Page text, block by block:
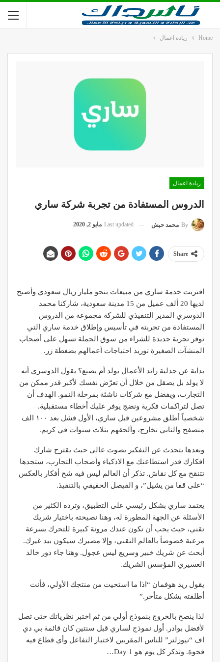
Home ريادة اعمال
ريادة اعمال
الدروس المستفادة من تجربة شركة ساري
By محمد حبش Last updated مايو 2, 2020
Share
اقتربت خدمة ساري من مبيعات بنحو مليار ريال سعودي وأصبح
لديها 20 ألف عميل من 15 مدينة سعودية، شاركنا محمد
الدوسري المدير التنفيذي للشركة مجموعة من الدروس
المستفادة من تجربته في تأسيس وإطلاق خدمة ساري التي
توفر تجربة جديدة للشراء من سوق الجملة تسهل على أصحاب
المنشآت الصغيرة توريد احتياجات أعمالهم بضغطة زر.
بداية عن جدلية رائد الأعمال يولد أم يصنع؟ يقول الدوسري أنه
لا يولد بل يصقل من خلال أن تعرّض نفسك لأكبر قدر ممكن من
التجارب، ويفضل مع شركات ناشئة بمرحلة النمو. الهدف أن
تصل لتراكمات فكرية ونضج يوفر عليك أخطاء مستقبلية.
شخصياً أطلق مشروعين قبل ساري، الأول فشل بعد ١٠٠ الف
متصفح والثاني تخارج، وألحقهم بثلاث سنوات في كريم.
وبعدها يتحدث عن التفكير بصوت عالي حيث يقترح شارك
افكارك قدر استطاعتك مع الاذكياء وأصحاب التجارب، ستجدها
تتنقح مع كل نقاش. تذكر أن العالم ليس فيه شح أفكار بالعكس
“على قفا من يشيل”، و الفيصل الحقيقي بالتنفيذ.
يعتمد ساري بشكل رئيسي على التطبيق، وترده الكثير من
الأسئلة عن الجهة المطورة له، وهنا نصيحته باختيار شريك
تقني، حيث يجب أن تكون عندك مرونة كبيرة للتحرك بسرعة
مرعبة خصوصاً بالعالم التقني، وإلا مصيرك سيكون بيد غيرك.
أبحث عن شريك خبير وسريع ليس عجول. وهنا جاء دور خالد
العسيري المؤسس الشريك.
يقول ريد هوفمان “اذا ما استحيت من منتجك الأولي، فأنت
أطلقته بشكل متأخر.”
لذا ينصح بالخروج بنموذج أولي من ثم اختبر نظرياتك حتى تصل
لأفضل بوادر. أول نموذج لساري قبل سنتين كان قائمة بي دي
اف “نيوزلتر” للناس المقربين لاختبار التفاعل وأي قطاع فيه
فجوة. وتذكر كل يوم هو Day 1…